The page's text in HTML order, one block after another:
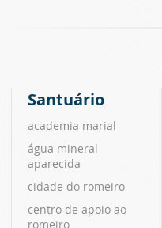
Santuário
academia marial
água mineral
aparecida
cidade do romeiro
centro de apoio ao
romeiro